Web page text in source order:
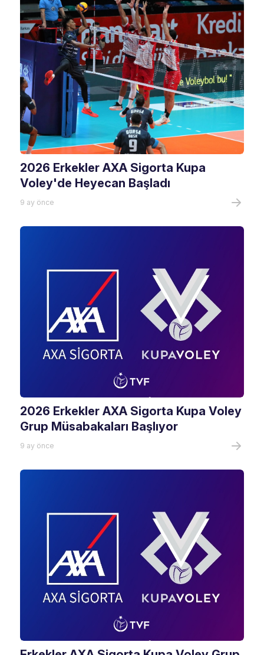
2026 Erkekler AXA Sigorta Kupa
Voley'de Heyecan Başladı
9 ay önce
2026 Erkekler AXA Sigorta Kupa Voley
Grup Müsabakaları Başlıyor
9 ay önce